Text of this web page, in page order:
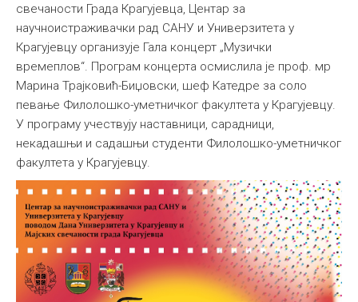
свечаности Града Крагујевца, Центар за
научноистраживачки рад САНУ и Универзитета у
Крагујевцу организује Гала концерт „Музички
времеплов“. Програм концерта осмислила је проф. мр
Марина Трајковић-Биџовски, шеф Катедре за соло
певање Филолошко-уметничког факултета у Крагујевцу.
У програму учествују наставници, сарадници,
некадашњи и садашњи студенти Филолошко-уметничког
факултета у Крагујевцу.